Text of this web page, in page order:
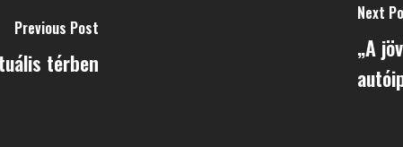
Previous Post
térben
Next
„A